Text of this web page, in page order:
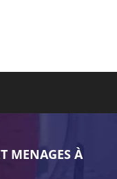
MENAGES À